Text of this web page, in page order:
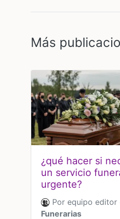
Más
¿qué hacer si
un servicio
urgente?
Por equipo editor
Funerarias